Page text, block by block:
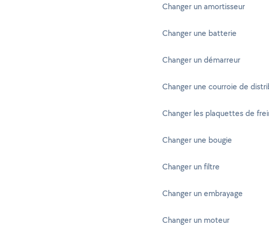
Changer un amortisseur
Changer une batterie
Changer un démarreur
Changer une courroie de
Changer les plaquettes de
Changer une bougie
Changer un filtre
Changer un embrayage
Changer un moteur